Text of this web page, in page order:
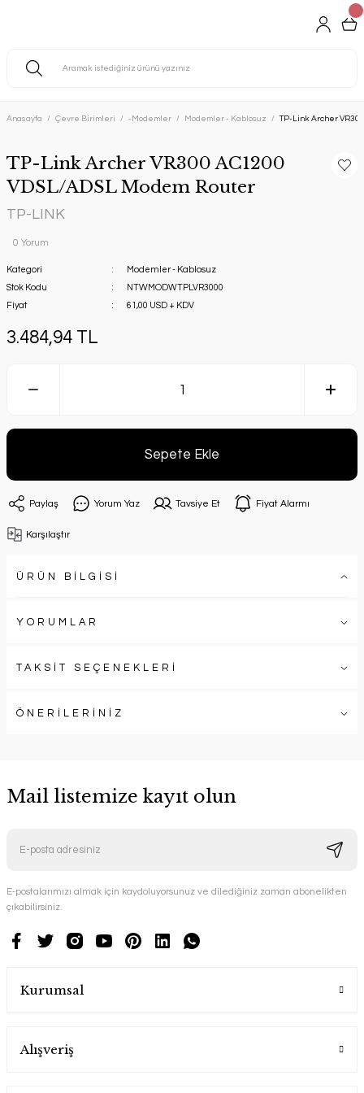
Anasayfa Çevre Birimleri -Modemler Modemler - Kablosuz TP-Link Archer
TP-Link Archer VR300 AC1200
VDSL/ADSL Modem Router
TP-LINK
0 Yorum
Kategori
Modemler - Kablosuz
Stok Kodu
NTWMODWTPLVR3000
Fiyat
61,00 USD + KDV
3.484,94 TL
Sepete Ekle
Paylaş Yorum Yaz Tavsiye Et Fiyat Alarmı
Karşılaştır
ÜRÜN BİLGİSİ
YORUMLAR
TAKSİT SEÇENEKLERİ
ÖNERİLERİNİZ
Mail listemize kayıt olun
E-postalarımızı almak için kaydoluyorsunuz ve dilediğiniz zaman abonelikten
çıkabilirsiniz.
Kurumsal
Alışveriş